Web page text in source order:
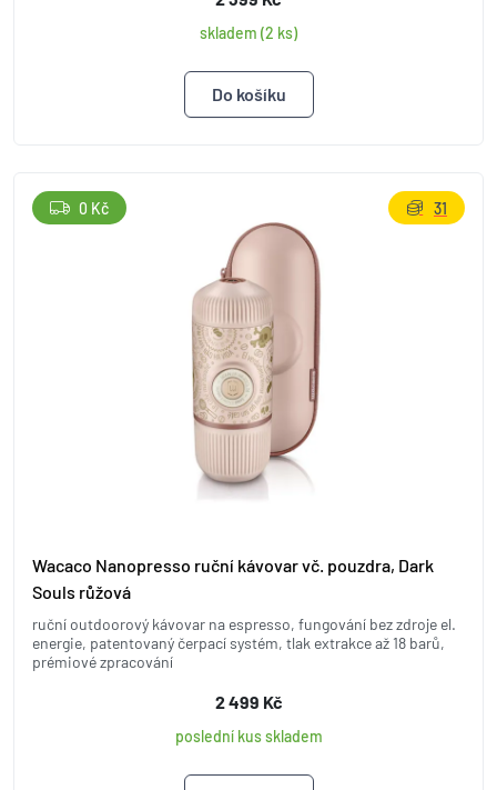
skladem (2 ks)
Wacaco Nanopresso ruční kávovar vč. pouzdra, Dark
Souls růžová
ruční outdoorový kávovar na espresso, fungování bez zdroje el.
energie, patentovaný čerpací systém, tlak extrakce až 18 barů,
prémiové zpracování
2 499 Kč
poslední kus skladem
0 Kč 31